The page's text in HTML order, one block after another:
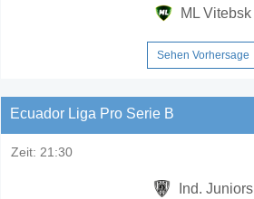
ML Vitebsk
Sehen Vorhersage
Ecuador Liga Pro Serie B
Zeit: 21:30
Ind. Juniors